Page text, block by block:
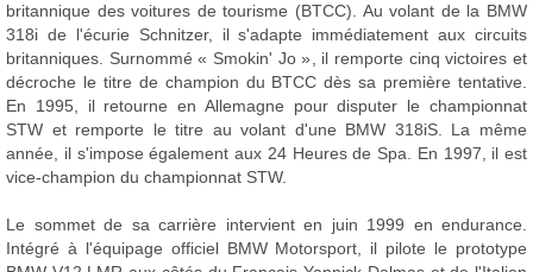
britannique des voitures de tourisme (BTCC). Au volant de la BMW
318i de l'écurie Schnitzer, il s'adapte immédiatement aux circuits
britanniques. Surnommé « Smokin' Jo », il remporte cinq victoires et
décroche le titre de champion du BTCC dès sa première tentative.
En 1995, il retourne en Allemagne pour disputer le championnat
STW et remporte le titre au volant d'une BMW 318iS. La même
année, il s'impose également aux 24 Heures de Spa. En 1997, il est
vice-champion du championnat STW.
Le sommet de sa carrière intervient en juin 1999 en endurance.
Intégré à l'équipage officiel BMW Motorsport, il pilote le prototype